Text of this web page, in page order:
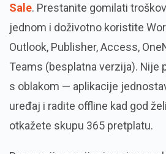
Sale. Prestanite gomilati
jednom i doživotno koristite
Outlook, Publisher, Access,
Teams (besplatna verzija). Nije
s oblakom — aplikacije
uređaj i radite offline kad god
otkažete skupu 365 pretplatu.